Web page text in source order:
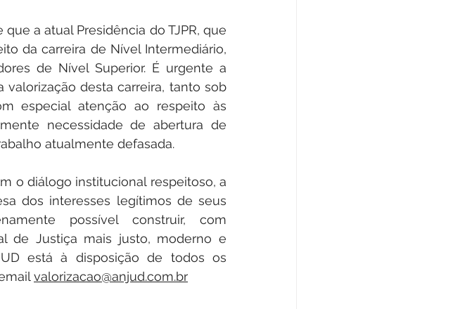
a atual Presidência do TJPR, que
da carreira de Nível Intermediário,
de Nível Superior. É urgente a
desta carreira, tanto sob
especial atenção ao respeito às
necessidade de abertura de
atualmente defasada.
o diálogo institucional respeitoso, a
dos interesses legítimos de seus
possível construir, com
de Justiça mais justo, moderno e
está à disposição de todos os
valorizacao@anjud.com.br